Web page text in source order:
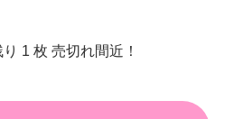
り 1 枚 売切れ間近！